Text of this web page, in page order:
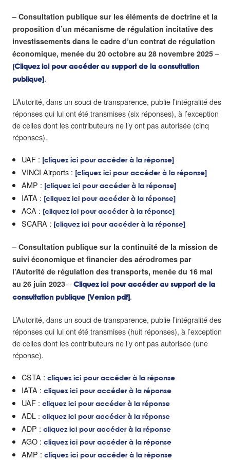
– Consultation publique sur les éléments de doctrine et la
proposition d’un mécanisme de régulation incitative des
investissements dans le cadre d’un contrat de régulation
économique, menée du 20 octobre au 28 novembre 2025 –
[Cliquez ici pour accéder au support de la consultation
publique] .
L’Autorité, dans un souci de transparence, publie l’intégralité des
réponses qui lui ont été transmises (six réponses), à l’exception
de celles dont les contributeurs ne l’y ont pas autorisée (cinq
réponses).
UAF : [cliquez ici pour accéder à la réponse]
VINCI Airports : [cliquez ici pour accéder à la réponse]
AMP : [cliquez ici pour accéder à la réponse]
IATA : [cliquez ici pour accéder à la réponse]
ACA : [cliquez ici pour accéder à la réponse]
SCARA : [cliquez ici pour accéder à la réponse]
– Consultation publique sur la continuité de la mission de
suivi économique et financier des aérodromes par
l’Autorité de régulation des transports, menée du 16 mai
au 26 juin 2023 – Cliquez ici pour accéder au support de la
consultation publique [Version pdf] .
L’Autorité, dans un souci de transparence, publie l’intégralité des
réponses qui lui ont été transmises (huit réponses), à l’exception
de celles dont les contributeurs ne l’y ont pas autorisée (une
réponse).
CSTA : cliquez ici pour accéder à la réponse
IATA : cliquez ici pour accéder à la réponse
UAF : cliquez ici pour accéder à la réponse
ADL : cliquez ici pour accéder à la réponse
ADP : cliquez ici pour accéder à la réponse
AGO : cliquez ici pour accéder à la réponse
AMP : cliquez ici pour accéder à la réponse